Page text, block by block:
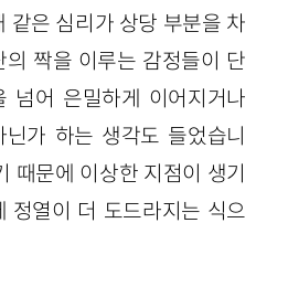
같은 심리가 상당 부분을 차
의 짝을 이루는 감정들이 단
넘어 은밀하게 이어지거나
가 하는 생각도 들었습니
때문에 이상한 지점이 생기
정열이 더 도드라지는 식으